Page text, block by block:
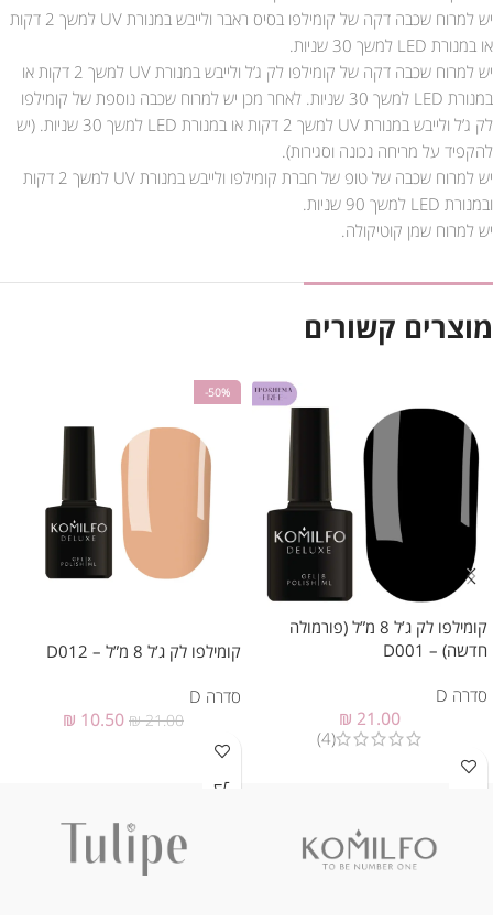
יש למרוח שכבה דקה של קומילפו בסיס ראבר ולייבש במנורת UV למשך 2 דקות
או במנורת LED למשך 30 שניות.
יש למרוח שכבה דקה של קומילפו לק ג’ל ולייבש במנורת UV למשך 2 דקות או
במנורת LED למשך 30 שניות. לאחר מכן יש למרוח שכבה נוספת של קומילפו
לק ג’ל ולייבש במנורת UV למשך 2 דקות או במנורת LED למשך 30 שניות. (יש
להקפיד על מריחה נכונה וסגירות).
יש למרוח שכבה של טופ של חברת קומילפו ולייבש במנורת UV למשך 2 דקות
ובמנורת LED למשך 90 שניות.
יש למרוח שמן קוטיקולה.
מוצרים קשורים
קומילפו לק ג’ל 8 מ”ל (פורמולה
חדשה) – D001
סדרה D
₪ 21.00
(4)
-50%
קומילפו לק ג’ל 8 מ”ל – D012
סדרה D
₪21.00
₪ 10.50